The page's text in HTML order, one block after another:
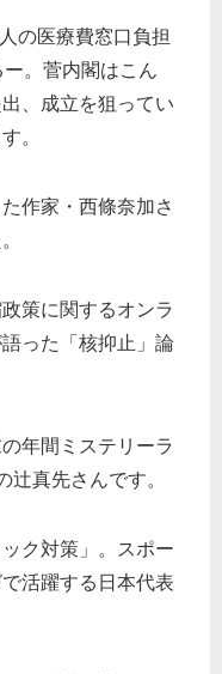
の医療費窓口負担
。菅内閣はこん
、成立を狙ってい
。
作家・西條奈加さ
策に関するオンラ
った「核抑止」論
年間ミステリーラ
辻真先さんです。
ク対策」。スポー
活躍する日本代表